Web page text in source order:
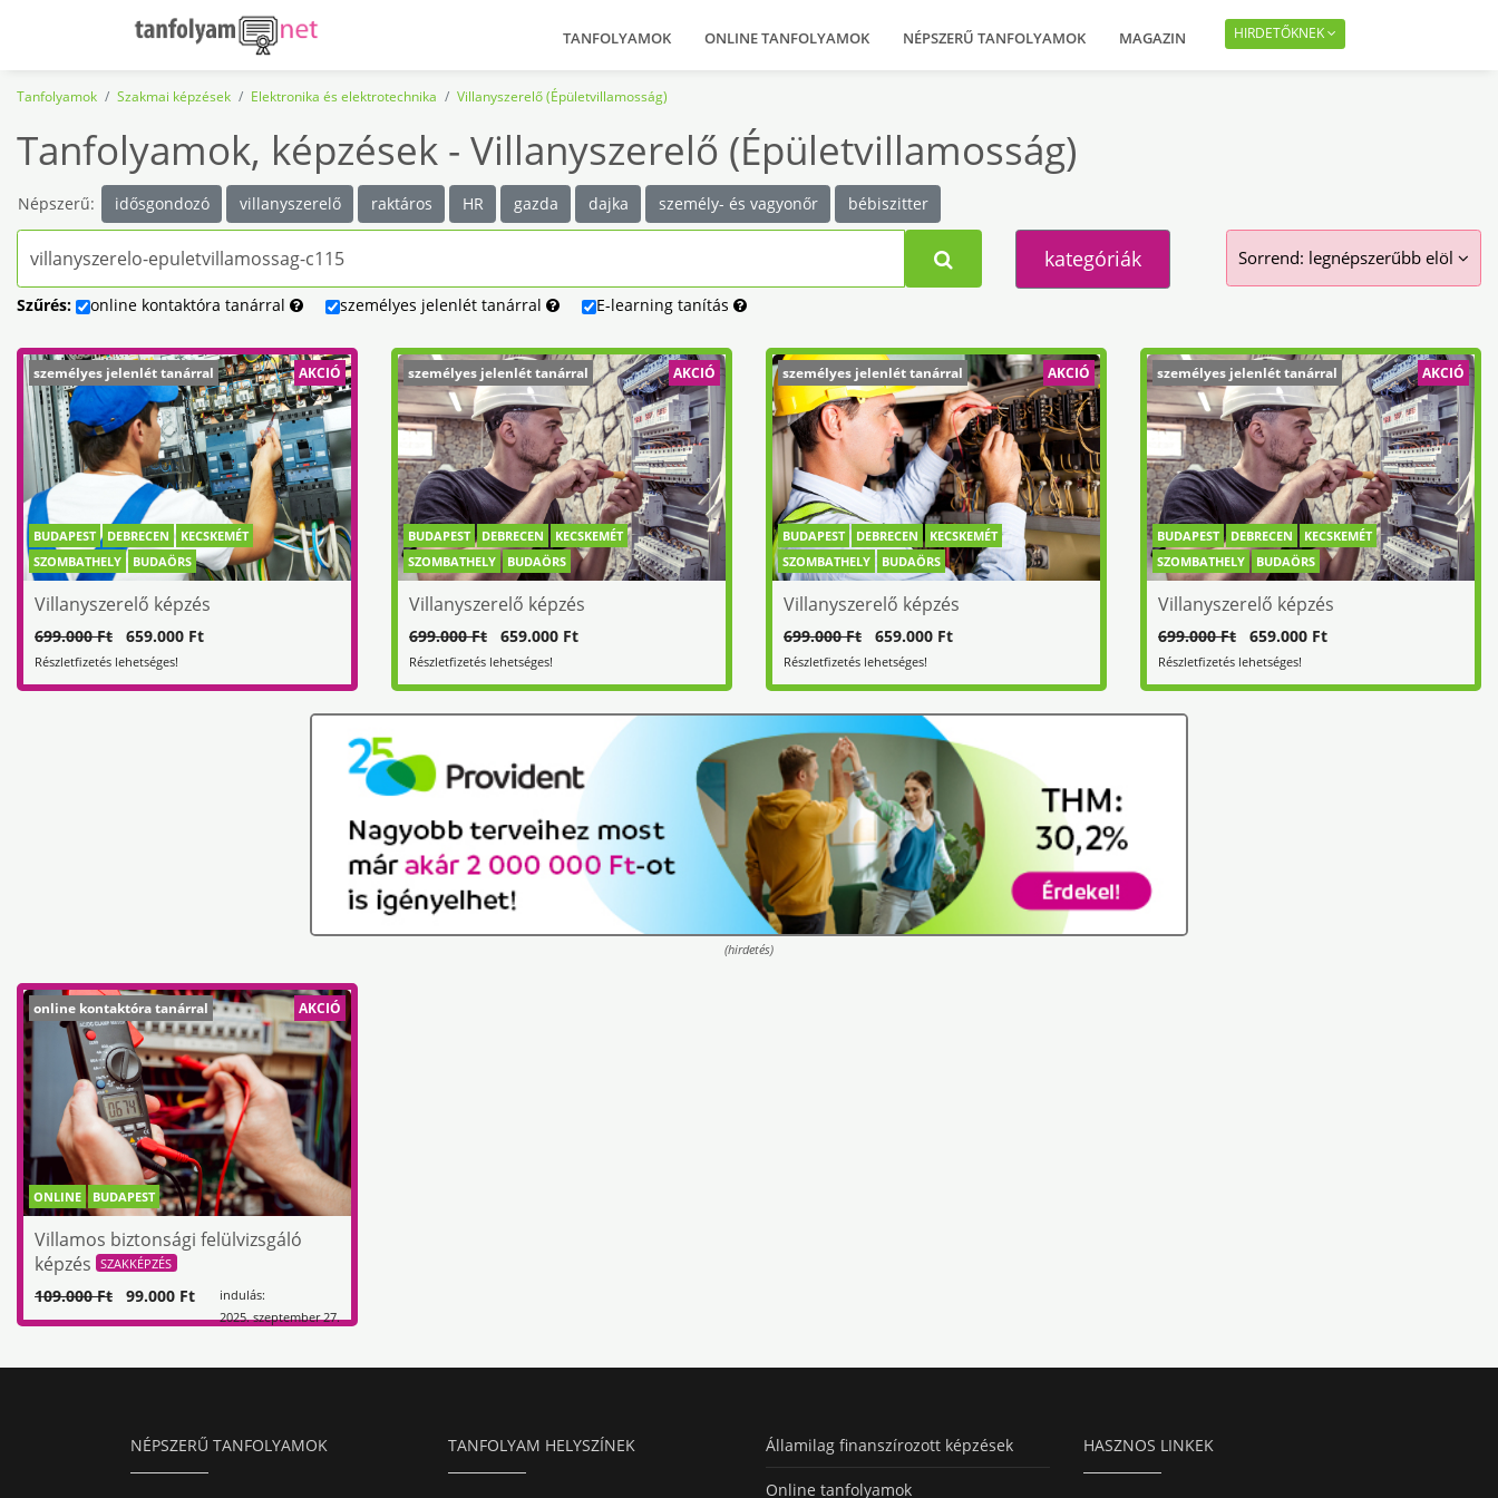
TANFOLYAMOK ONLINE TANFOLYAMOK NÉPSZERŰ TANFOLYAMOK MAGAZIN HIRDETŐKNEK
Tanfolyamok Szakmai képzések Elektronika és elektrotechnika Villanyszerelő (Épületvillamosság)
Tanfolyamok, képzések - Villanyszerelő (Épületvillamosság)
Népszerű: idősgondozó villanyszerelő raktáros HR gazda dajka személy- és vagyonőr bébiszitter
Szűrés: online kontaktóra tanárral személyes jelenlét tanárral E-learning tanítás
kategóriák Sorrend: legnépszerűbb elöl
BUDAPEST DEBRECEN
KECSKEMÉT
SZOMBATHELY
BUDAÖRS
személyes jelenlét tanárral AKCIÓ
Villanyszerelő képzés
699.000 Ft 659.000 Ft
Részletfizetés lehetséges!
BUDAPEST DEBRECEN
KECSKEMÉT
SZOMBATHELY
BUDAÖRS
személyes jelenlét tanárral AKCIÓ
Villanyszerelő képzés
699.000 Ft 659.000 Ft
Részletfizetés lehetséges!
BUDAPEST DEBRECEN
KECSKEMÉT
SZOMBATHELY
BUDAÖRS
személyes jelenlét tanárral AKCIÓ
Villanyszerelő képzés
699.000 Ft 659.000 Ft
Részletfizetés lehetséges!
BUDAPEST DEBRECEN
KECSKEMÉT
SZOMBATHELY
BUDAÖRS
személyes jelenlét tanárral AKCIÓ
Villanyszerelő képzés
699.000 Ft 659.000 Ft
Részletfizetés lehetséges!
(hirdetés)
ONLINE BUDAPEST
online kontaktóra tanárral AKCIÓ
Villamos biztonsági felülvizsgáló
képzés
SZAKKÉPZÉS
indulás:
2025. szeptember 27.
109.000 Ft 99.000 Ft
NÉPSZERŰ TANFOLYAMOK TANFOLYAM HELYSZÍNEK Államilag finanszírozott képzések
Online tanfolyamok
HASZNOS LINKEK